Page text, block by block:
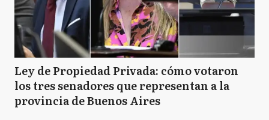
Ley de Propiedad Privada: cómo votaron
los tres senadores que representan a la
provincia de Buenos Aires